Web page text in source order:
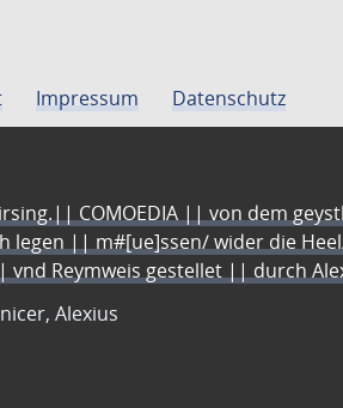
Impressum Datenschutz
COMOEDIA || von dem
legen || m#[ue]ssen/ wider die
vnd Reymweis gestellet || durch
Alexius